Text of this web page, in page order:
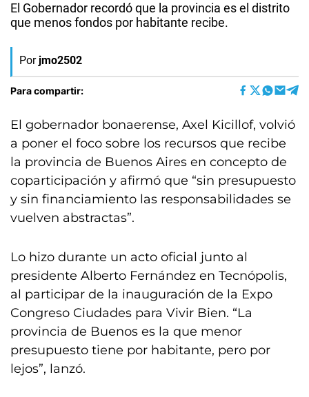
El Gobernador recordó que la provincia es el distrito
que menos fondos por habitante recibe.
Por jmo2502
Para compartir:
El gobernador bonaerense, Axel Kicillof, volvió
a poner el foco sobre los recursos que recibe
la provincia de Buenos Aires en concepto de
coparticipación y afirmó que “sin presupuesto
y sin financiamiento las responsabilidades se
vuelven abstractas”.
Lo hizo durante un acto oficial junto al
presidente Alberto Fernández en Tecnópolis,
al participar de la inauguración de la Expo
Congreso Ciudades para Vivir Bien. “La
provincia de Buenos es la que menor
presupuesto tiene por habitante, pero por
lejos”, lanzó.